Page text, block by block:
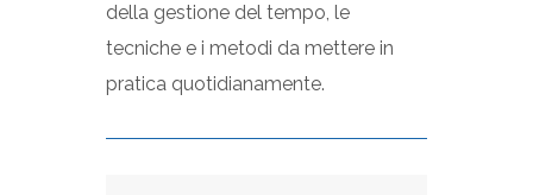
della gestione del tempo, le
tecniche e i metodi da mettere in
pratica quotidianamente.